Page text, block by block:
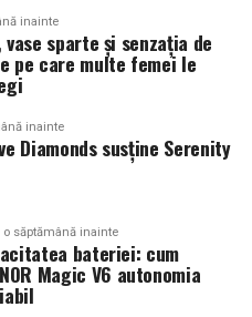
acestea completeaza
de proprietar, fie ca
sportiv sau minimalist.
reala
auto din Cluj este
sunt doar proiecte de
Proprietarii acestora
sa participe la
confortul sau
inainte
sparte și senzația de
pe care multe femei le
inainte
Diamonds susține Serenity
o săptămână inainte
bateriei: cum
Magic V6 autonomia